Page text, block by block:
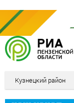
Кузнецкий район